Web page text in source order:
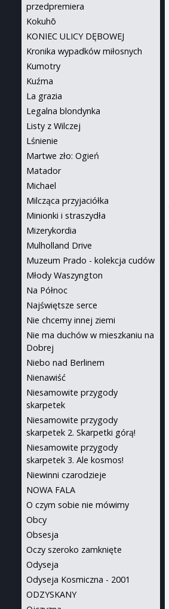
przedpremiera
Kokuhō
KONIEC ULICY DĘBOWEJ
Kronika wypadków miłosnych
Kumotry
Kuźma
La grazia
Legalna blondynka
Listy z Wilczej
Lśnienie
Martwe zło: Ogień
Matador
Michael
Milcząca przyjaciółka
Minionki i straszydła
Mizerykordia
Mulholland Drive
Muzeum Prado - kolekcja cudów
Młody Waszyngton
Na Północ
Najświętsze serce
Nie chcemy innej ziemi
Nie ma duchów w mieszkaniu na
Dobrej
Niebo nad Berlinem
Nienawiść
Niesamowite przygody
skarpetek
Niesamowite przygody
skarpetek 2. Skarpetki górą!
Niesamowite przygody
skarpetek 3. Ale kosmos!
Niewinni czarodzieje
NOWA FALA
O czym sobie nie mówimy
Obcy
Obsesja
Oczy szeroko zamknięte
Odyseja
Odyseja Kosmiczna - 2001
ODZYSKANY